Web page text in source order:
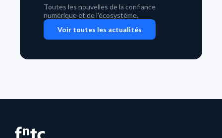
Toutes les nouvelles de la confiance
numérique et de l'écosystème.
Voir toutes les actualités